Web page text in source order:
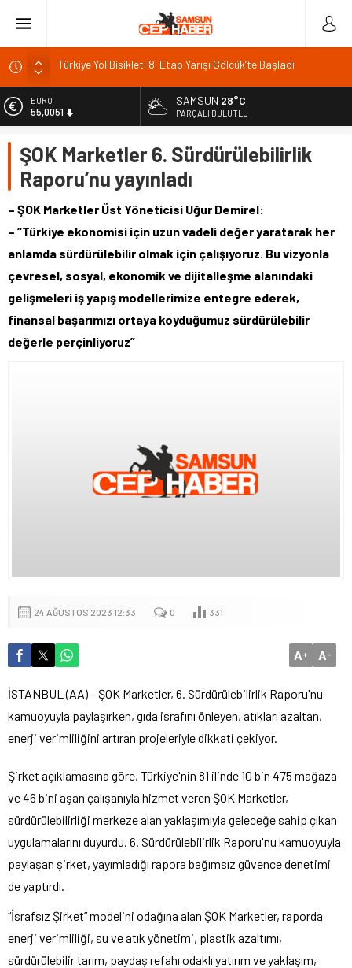
Malatya Kültür Yolu Festivali 8
ITSO Başkan Adayı Turgut: Şehrin ağabeyi olacağız
Bakan Yumaklı Kars’ta süt işleme tesisini ziyaret etti
EURO
55,0051
6.584,66
BİST
13.889,75
47,7046
SAMSUN 28°C
PARÇALI BULUTLU
ŞOK Marketler 6. Sürdürülebilirlik
Raporu’nu yayınladı
– ŞOK Marketler Üst Yöneticisi Uğur Demirel:
– “Türkiye ekonomisi için uzun vadeli değer yaratarak her
anlamda sürdürülebilir olmak için çalışıyoruz. Bu vizyonla
çevresel, sosyal, ekonomik ve dijitalleşme alanındaki
gelişmeleri iş yapış modellerimize entegre ederek,
finansal başarımızı ortaya koyduğumuz sürdürülebilir
değerle perçinliyoruz”
24 AĞUSTOS 2023 12:33 0 331
A+ A-
İSTANBUL (AA) – ŞOK Marketler, 6. Sürdürülebilirlik Raporu'nu
kamuoyuyla paylaşırken, gıda israfını önleyen, atıkları azaltan,
enerji verimliliğini artıran projeleriyle dikkati çekiyor.
Şirket açıklamasına göre, Türkiye'nin 81 ilinde 10 bin 475 mağaza
ve 46 bini aşan çalışanıyla hizmet veren ŞOK Marketler,
sürdürülebilirliği merkeze alan yaklaşımıyla geleceğe sahip çıkan
uygulamalarını duyurdu. 6. Sürdürülebilirlik Raporu'nu kamuoyuyla
paylaşan şirket, yayımladığı rapora bağımsız güvence denetimi
de yaptırdı.
“İsrafsız Şirket” modelini odağına alan ŞOK Marketler, raporda
enerji verimliliği, su ve atık yönetimi, plastik azaltımı,
sürdürülebilir tarım, paydaş refahı odaklı yatırım ve yaklaşım,